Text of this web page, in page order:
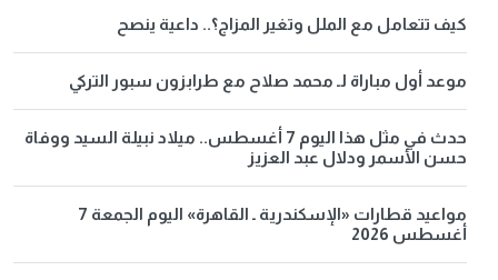
كيف تتعامل مع الملل وتغير المزاج؟.. داعية ينصح
موعد أول مباراة لـ محمد صلاح مع طرابزون سبور التركي
حدث في مثل هذا اليوم 7 أغسطس.. ميلاد نبيلة السيد ووفاة
حسن الأسمر ودلال عبد العزيز
مواعيد قطارات «الإسكندرية ـ القاهرة» اليوم الجمعة 7
أغسطس 2026